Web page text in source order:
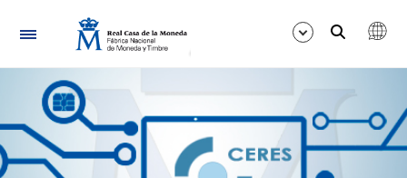
Navegació
Mostra/Amaga
Mostra/Amaga